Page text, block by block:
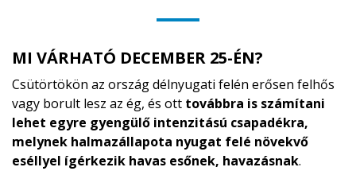
MI VÁRHATÓ DECEMBER 25-ÉN?
Csütörtökön az ország délnyugati felén erősen felhős
vagy borult lesz az ég, és ott továbbra is számítani
lehet egyre gyengülő intenzitású csapadékra,
melynek halmazállapota nyugat felé növekvő
eséllyel ígérkezik havas esőnek, havazásnak.